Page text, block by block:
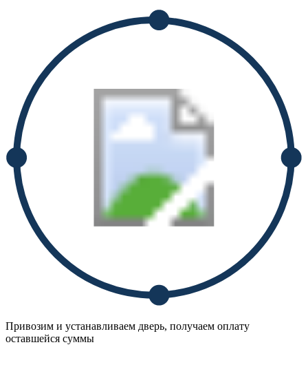
Привозим и устанавливаем дверь, получаем оплату
оставшейся суммы